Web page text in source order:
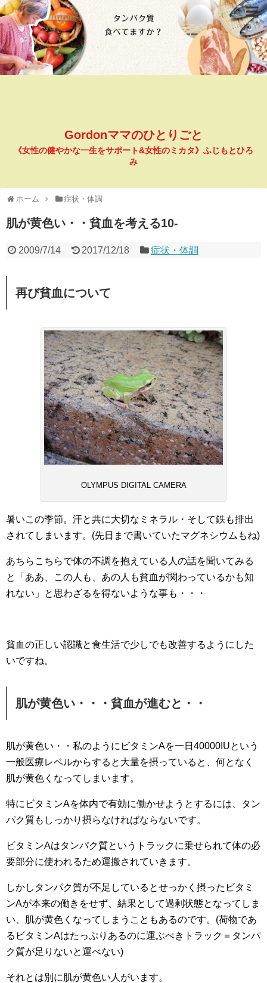
Gordonママのひとりごと
《女性の健やかな一生をサポート&女性のミカタ》ふじもとひろ
み
ホーム 症状・体調
肌が黄色い・・貧血を考える10-
2009/7/14 2017/12/18 症状・体調
再び貧血について
OLYMPUS DIGITAL CAMERA
暑いこの季節。汗と共に大切なミネラル・そして鉄も排出
されてしまいます。(先日まで書いていたマグネシウムもね)
あちらこちらで体の不調を抱えている人の話を聞いてみる
と「ああ、この人も、あの人も貧血が関わっているかも知
れない」と思わざるを得ないような事も・・・
貧血の正しい認識と食生活で少しでも改善するようにした
いですね。
肌が黄色い・・・貧血が進むと・・
肌が黄色い・・私のようにビタミンAを一日40000IUという
一般医療レベルからすると大量を摂っていると、何となく
肌が黄色くなってしまいます。
特にビタミンAを体内で有効に働かせようとするには、タン
パク質もしっかり摂らなければならないです。
ビタミンAはタンパク質というトラックに乗せられて体の必
要部分に使われるため運搬されていきます。
しかしタンパク質が不足しているとせっかく摂ったビタミ
ンAが本来の働きをせず、結果として過剰状態となってしま
い、肌が黄色くなってしまうこともあるのです。(荷物であ
るビタミンAはたっぷりあるのに運ぶべきトラック＝タンパ
ク質が足りないと運べない)
それとは別に肌が黄色い人がいます。